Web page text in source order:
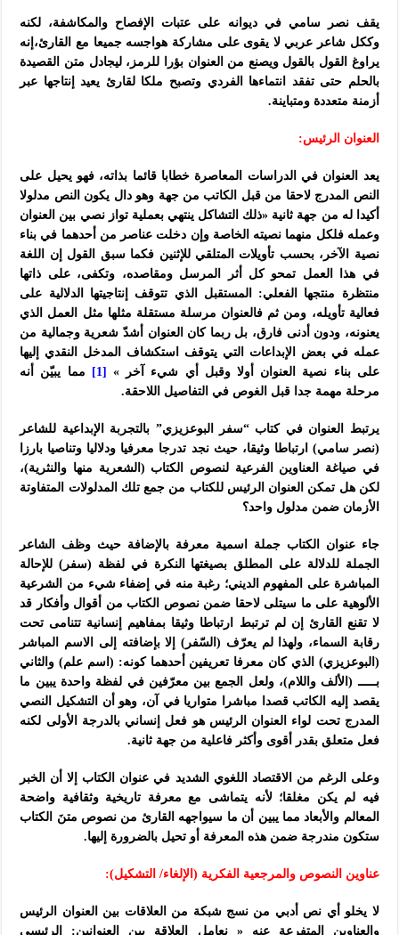
يقف نصر سامي في ديوانه على عتبات الإفصاح والمكاشفة، لكنه
وككل شاعر عربي لا يقوى على مشاركة هواجسه جميعا مع القارئ،إنه
يراوغ القول بالقول ويصنع من العنوان بؤرا للرمز، ليجادل متن القصيدة
بالحلم حتى تفقد انتماءها الفردي وتصبح ملكا لقارئ يعيد إنتاجها عبر
أزمنة متعددة ومتباينة.
العنوان الرئيس:
يعد العنوان في الدراسات المعاصرة خطابا قائما بذاته، فهو يحيل على
النص المدرج لاحقا من قبل الكاتب من جهة وهو دال يكون النص مدلولا
أكيدا له من جهة ثانية «ذلك التشاكل ينتهي بعملية تواز نصي بين العنوان
وعمله فلكل منهما نصيته الخاصة وإن دخلت عناصر من أحدهما في بناء
نصية الآخر، بحسب تأويلات المتلقي للإثنين فكما سبق القول إن اللغة
في هذا العمل تمحو كل أثر المرسل ومقاصده، وتكفى، على ذاتها
منتظرة منتجها الفعلي: المستقبل الذي تتوقف إنتاجيتها الدلالية على
فعالية تأويله، ومن ثم فالعنوان مرسلة مستقلة مثلها مثل العمل الذي
يعنونه، ودون أدنى فارق، بل ربما كان العنوان أشدّ شعرية وجمالية من
عمله في بعض الإبداعات التي يتوقف استكشاف المدخل النقدي إليها
على بناء نصية العنوان أولا وقبل أي شيء آخر »
[1]
مما يبيّن أنه
مرحلة مهمة جدا قبل الغوص في التفاصيل اللاحقة.
يرتبط العنوان في كتاب “سفر البوعزيزي” بالتجربة الإبداعية للشاعر
(نصر سامي) ارتباطا وثيقا، حيث نجد تدرجا معرفيا ودلاليا وتناصيا بارزا
في صياغة العناوين الفرعية لنصوص الكتاب (الشعرية منها والنثرية)،
لكن هل تمكن العنوان الرئيس للكتاب من جمع تلك المدلولات المتفاوتة
الأزمان ضمن مدلول واحد؟
جاء عنوان الكتاب جملة اسمية معرفة بالإضافة حيث وظف الشاعر
الجملة للدلالة على المطلق بصيغتها النكرة في لفظة (سفر) للإحالة
المباشرة على المفهوم الديني؛ رغبة منه في إضفاء شيء من الشرعية
الألوهية على ما سيتلى لاحقا ضمن نصوص الكتاب من أقوال وأفكار قد
لا تقنع القارئ إن لم ترتبط ارتباطا وثيقا بمفاهيم إنسانية تتنامى تحت
رقابة السماء، ولهذا لم يعرّف (السّفر) إلا بإضافته إلى الاسم المباشر
(البوعزيزي) الذي كان معرفا تعريفين أحدهما كونه: (اسم علم) والثاني
بـــــ (الألف واللام)، ولعل الجمع بين معرّفين في لفظة واحدة يبين ما
يقصد إليه الكاتب قصدا مباشرا متواريا في آن، وهو أن التشكيل النصي
المدرج تحت لواء العنوان الرئيس هو فعل إنساني بالدرجة الأولى لكنه
فعل متعلق بقدر أقوى وأكثر فاعلية من جهة ثانية.
وعلى الرغم من الاقتصاد اللغوي الشديد في عنوان الكتاب إلا أن الخبر
فيه لم يكن مغلقا؛ لأنه يتماشى مع معرفة تاريخية وثقافية واضحة
المعالم والأبعاد مما يبين أن ما سيواجهه القارئ من نصوص متنَ الكتاب
ستكون مندرجة ضمن هذه المعرفة أو تحيل بالضرورة إليها.
عناوين النصوص والمرجعية الفكرية (الإلغاء/ التشكيل):
لا يخلو أي نص أدبي من نسج شبكة من العلاقات بين العنوان الرئيس
والعناوين المتفرعة عنه « نعامل العلاقة بين العنوانين: الرئيسي